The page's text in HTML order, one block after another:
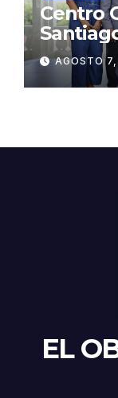
Centro
AGOSTO
EL